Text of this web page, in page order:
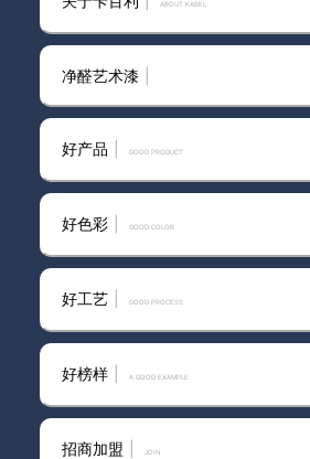
艺术漆加盟卡
佛山加盟艺术
进军辽宁大连
再下一城！（
开业名单）
ABOUT KABEL
净醛艺术漆
好产品 GOOD PRODUCT
好色彩 GOOD COLOR
好工艺 GOOD PROCESS
好榜样 A GOOD EXAMPLE
招商加盟 join